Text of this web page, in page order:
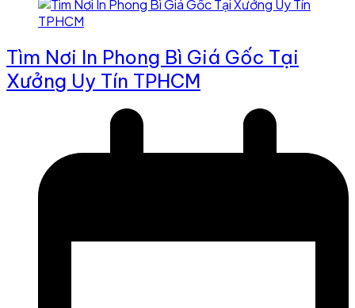
Tìm Nơi In Phong Bì Giá Gốc Tại
Xưởng Uy Tín TPHCM